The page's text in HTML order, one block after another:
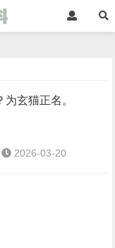
玄猫正名。
2026-03-20